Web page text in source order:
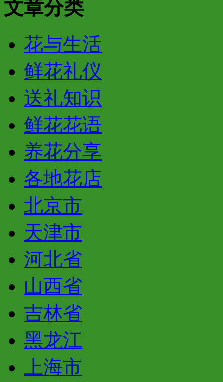
文章分类
花与生活
鲜花礼仪
送礼知识
鲜花花语
养花分享
各地花店
北京市
天津市
河北省
山西省
吉林省
黑龙江
上海市